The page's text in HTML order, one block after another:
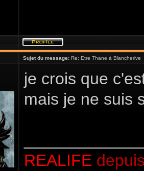
Sujet du message: Re: Etre Thane à Blancherive
je crois que
mais je ne suis
REALIFE